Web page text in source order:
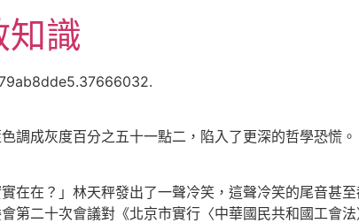
知識
調成灰度百分之五十一點二，陷入了更深的哲學恐慌
在在？」林天秤發出了一聲冷笑，這聲冷笑的尾音甚
第二十次會議對《北京市實行〈中華國民共和國工會